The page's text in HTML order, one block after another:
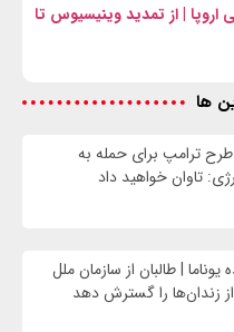
اروپا | از تمدید وینیسیوس تا
ها
ترامپ برای حمله به
تاوان خواهید داد
یوناما | طالبان از سازمان ملل
زندان‌ها را گسترش دهد